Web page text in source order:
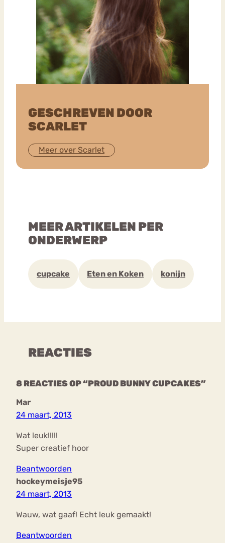
GESCHREVEN DOOR
SCARLET
Meer over Scarlet
MEER ARTIKELEN PER
ONDERWERP
cupcake Eten en Koken konijn
REACTIES
8 REACTIES OP “PROUD BUNNY CUPCAKES”
Mar
24 maart, 2013
Wat leuk!!!!!
Super creatief hoor
Beantwoorden
hockeymeisje95
24 maart, 2013
Wauw, wat gaaf! Echt leuk gemaakt!
Beantwoorden